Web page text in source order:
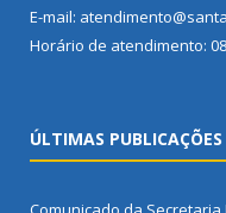
E-mail:
Horário de atendimento:
ÚLTIMAS PUBLICAÇÕES